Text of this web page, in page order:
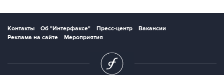
Контакты Об "Интерфаксе" Пресс-центр
Вакансии
Реклама на сайте
Мероприятия